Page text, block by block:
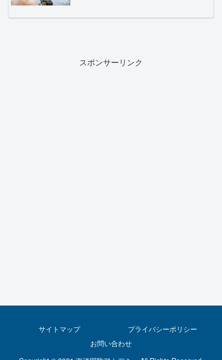
スポンサーリンク
サイトマップ
プライバシーポリシー
お問い合わせ